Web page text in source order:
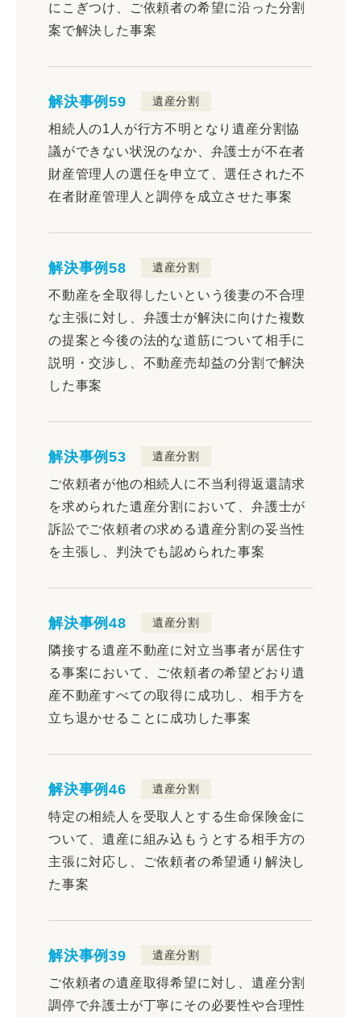
にこぎつけ、ご依頼者の希望に沿った分割
案で解決した事案
解決事例59 遺産分割
相続人の1人が行方不明となり遺産分割協
議ができない状況のなか、弁護士が不在者
財産管理人の選任を申立て、選任された不
在者財産管理人と調停を成立させた事案
解決事例58 遺産分割
不動産を全取得したいという後妻の不合理
な主張に対し、弁護士が解決に向けた複数
の提案と今後の法的な道筋について相手に
説明・交渉し、不動産売却益の分割で解決
した事案
解決事例53 遺産分割
ご依頼者が他の相続人に不当利得返還請求
を求められた遺産分割において、弁護士が
訴訟でご依頼者の求める遺産分割の妥当性
を主張し、判決でも認められた事案
解決事例48 遺産分割
隣接する遺産不動産に対立当事者が居住す
る事案において、ご依頼者の希望どおり遺
産不動産すべての取得に成功し、相手方を
立ち退かせることに成功した事案
解決事例46 遺産分割
特定の相続人を受取人とする生命保険金に
ついて、遺産に組み込もうとする相手方の
主張に対応し、ご依頼者の希望通り解決し
た事案
解決事例39 遺産分割
ご依頼者の遺産取得希望に対し、遺産分割
調停で弁護士が丁寧にその必要性や合理性